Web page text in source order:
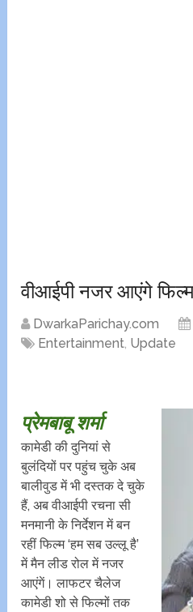
वीआईपी नजर आएंगे
DwarkaParichay.com
Entertainment, Update
प्रेमबाबू शर्मा
कामेडी की दुनियां से
बुलंदियों पर पहुंच चुके अब
बालीवुड में भी दस्तक दे चुके
हैं, अब वीआईपी रचना सी
मनमानी के निर्देशन में बन
रहीं फिल्म ‘हम सब उल्लू है’
में मैन लीड रोल में नजर
आएंगें। लाफटर चैलेज
कामेडी शो से फिल्मों तक